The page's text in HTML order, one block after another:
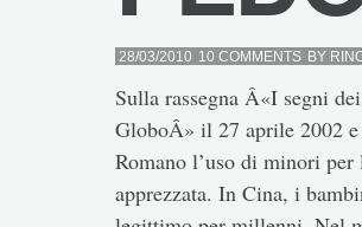
28/03/2010 10 COMMENTS BY
Sulla rassegna Â«I segni
GloboÂ» il 27 aprile 2002
Romano l’uso di minori
apprezzata. In Cina, i